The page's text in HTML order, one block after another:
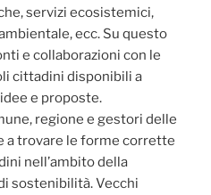
servizi ecosistemici,
ecc. Su questo
e collaborazioni con le
cittadini disponibili a
e proposte.
regione e gestori delle
a trovare le forme corrette
nell’ambito della
sostenibilità. Vecchi